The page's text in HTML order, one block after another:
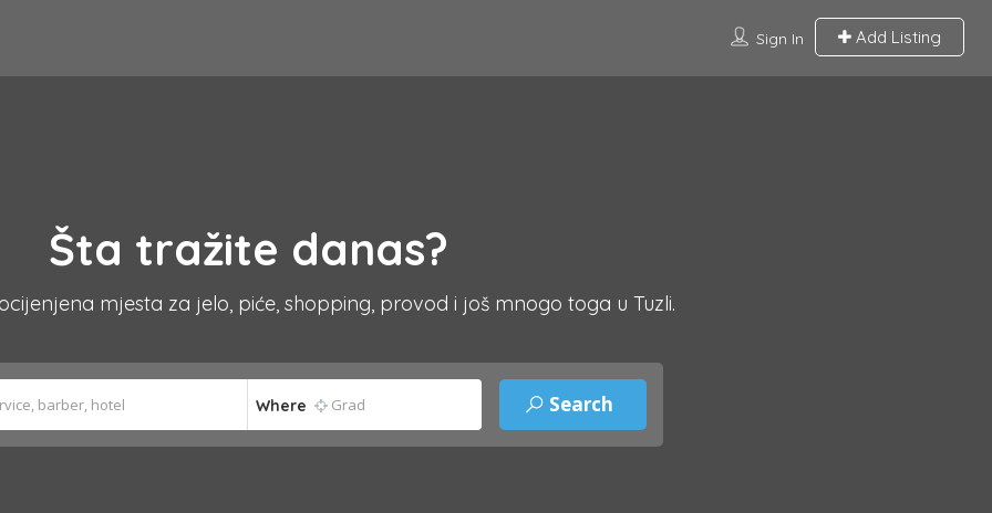
Sign In Add Listing
Šta tražite danas?
mjesta za jelo, piće, shopping, provod i još mnogo toga u Tuzli.
Where